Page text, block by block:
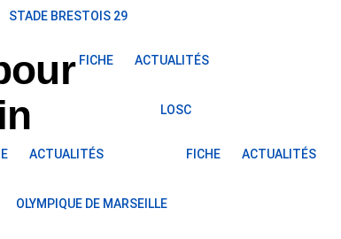
STADE BRESTOIS 29
FICHE ACTUALITÉS
ACTUALITÉS
LOSC
FICHE ACTUALITÉS
OLYMPIQUE DE MARSEILLE